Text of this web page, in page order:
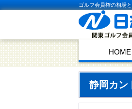
ゴルフ会員権の相場
HOME
静岡カン